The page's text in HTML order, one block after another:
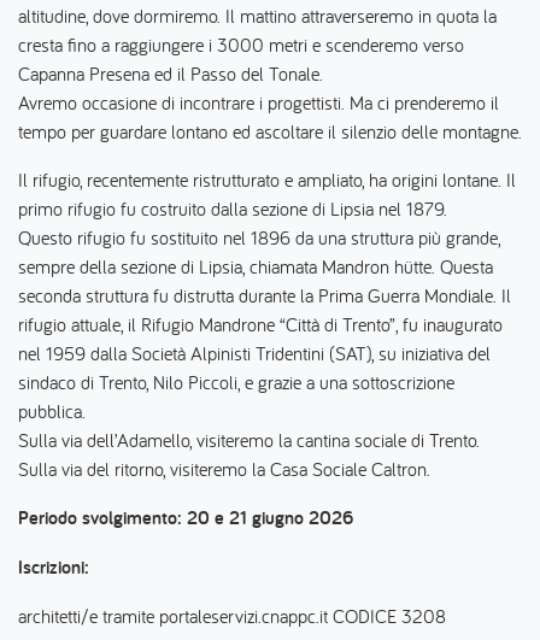
altitudine, dove dormiremo. Il mattino attraverseremo in quota la
cresta fino a raggiungere i 3000 metri e scenderemo verso
Capanna Presena ed il Passo del Tonale.
Avremo occasione di incontrare i progettisti. Ma ci prenderemo il
tempo per guardare lontano ed ascoltare il silenzio delle montagne.
Il rifugio, recentemente ristrutturato e ampliato, ha origini lontane. Il
primo rifugio fu costruito dalla sezione di Lipsia nel 1879.
Questo rifugio fu sostituito nel 1896 da una struttura più grande,
sempre della sezione di Lipsia, chiamata Mandron hütte. Questa
seconda struttura fu distrutta durante la Prima Guerra Mondiale. Il
rifugio attuale, il Rifugio Mandrone “Città di Trento”, fu inaugurato
nel 1959 dalla Società Alpinisti Tridentini (SAT), su iniziativa del
sindaco di Trento, Nilo Piccoli, e grazie a una sottoscrizione
pubblica.
Sulla via dell’Adamello, visiteremo la cantina sociale di Trento.
Sulla via del ritorno, visiteremo la Casa Sociale Caltron.
Periodo svolgimento: 20 e 21 giugno 2026
Iscrizioni:
architetti/e tramite portaleservizi.cnappc.it CODICE 3208